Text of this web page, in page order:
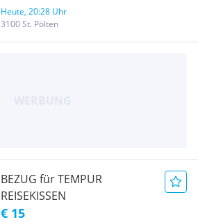
Heute, 20:28 Uhr
3100 St. Pölten
BEZUG für TEMPUR
REISEKISSEN
€ 15